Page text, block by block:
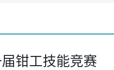
钳工技能竞赛